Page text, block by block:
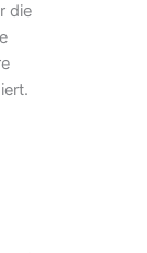
die